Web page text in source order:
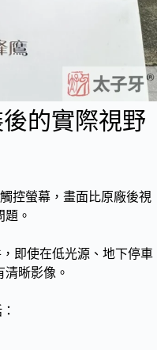
後的實際視野
控螢幕，畫面比原廠後視
。
即使在低光源、地下停車
晰影像。